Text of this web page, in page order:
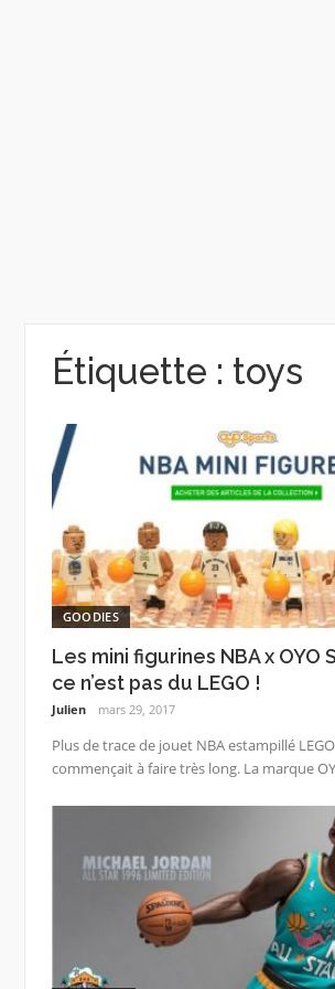
Étiquette : toys
GOODIES
Les mini figurines NBA x OYO
ce n’est pas du LEGO !
Julien mars 29, 2017
Plus de trace de jouet NBA estampillé
commençait à faire très long. La marque